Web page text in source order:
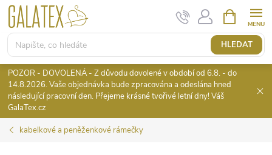
Přejít
obsah
HLEDAT
NÁKUPNÍ
KOŠÍK
POZOR - DOVOLENÁ - Z důvodu dovolené v období od 6.8. - do
14.8.2026. Vaše objednávka bude zpracována a odeslána hned
následující pracovní den. Přejeme krásné tvořivé letní dny! Váš
GalaTex.cz
kabelkové a peněženkové rámečky